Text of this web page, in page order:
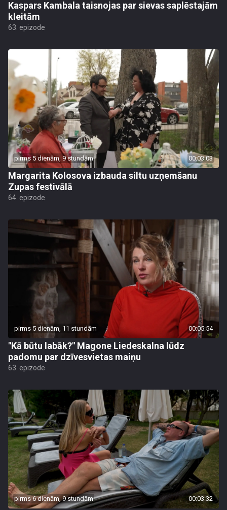
Kaspars Kambala taisnojas par sievas saplēstajām
kleitām
63. epizode
pirms 5 dienām, 9 stundām 00:03:03
Margarita Kolosova izbauda siltu uzņemšanu
Zupas festivālā
64. epizode
pirms 5 dienām, 11 stundām 00:05:54
"Kā būtu labāk?" Magone Liedeskalna lūdz
padomu par dzīvesvietas maiņu
63. epizode
pirms 6 dienām, 9 stundām 00:03:32